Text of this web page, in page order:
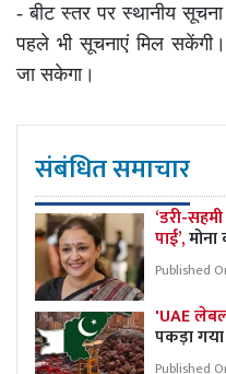
- बीट स्तर पर स्थानीय
पहले भी सूचनाएं मिल
जा सकेगा।
संबंधित समाचार
‘डरी-
पाई’,
Published
'UAE
पकड़ा
Published